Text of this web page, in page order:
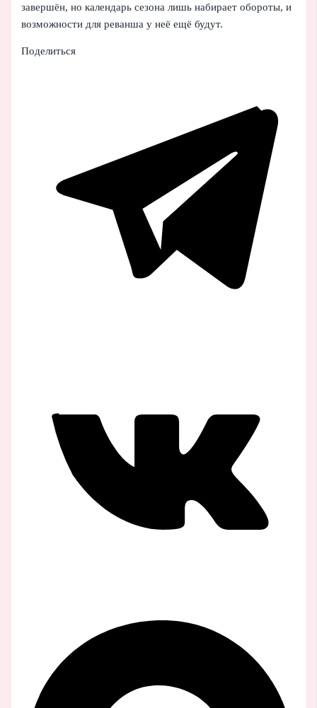
завершён, но календарь сезона лишь набирает обороты, и
возможности для реванша у неё ещё будут.
Поделиться